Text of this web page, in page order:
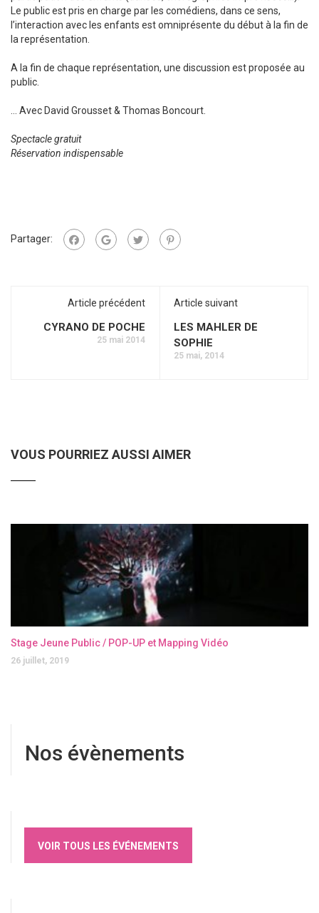
Le public est pris en charge par les comédiens, dans ce sens,
l’interaction avec les enfants est omniprésente du début à la fin de
la représentation.
A la fin de chaque représentation, une discussion est proposée au
public.
… Avec David Grousset & Thomas Boncourt.
Spectacle gratuit
Réservation indispensable
Partager:
Article précédent
CYRANO DE POCHE
25 mai 2014
Article suivant
LES MAHLER DE
SOPHIE
25 mai, 2014
VOUS POURRIEZ AUSSI AIMER
Stage Jeune Public / POP-UP et Mapping Vidéo
26 juillet, 2019
Nos évènements
VOIR TOUS LES ÉVÉNEMENTS